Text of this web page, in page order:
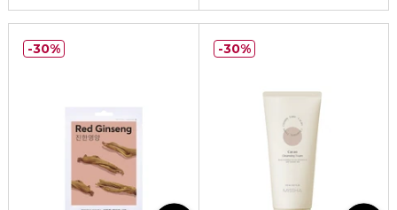
30% 30%